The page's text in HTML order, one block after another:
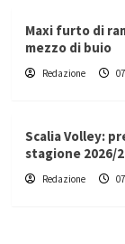
Maxi furto di
mezzo di buio
Redazione
Scalia Volley:
stagione 2026/
Redazione